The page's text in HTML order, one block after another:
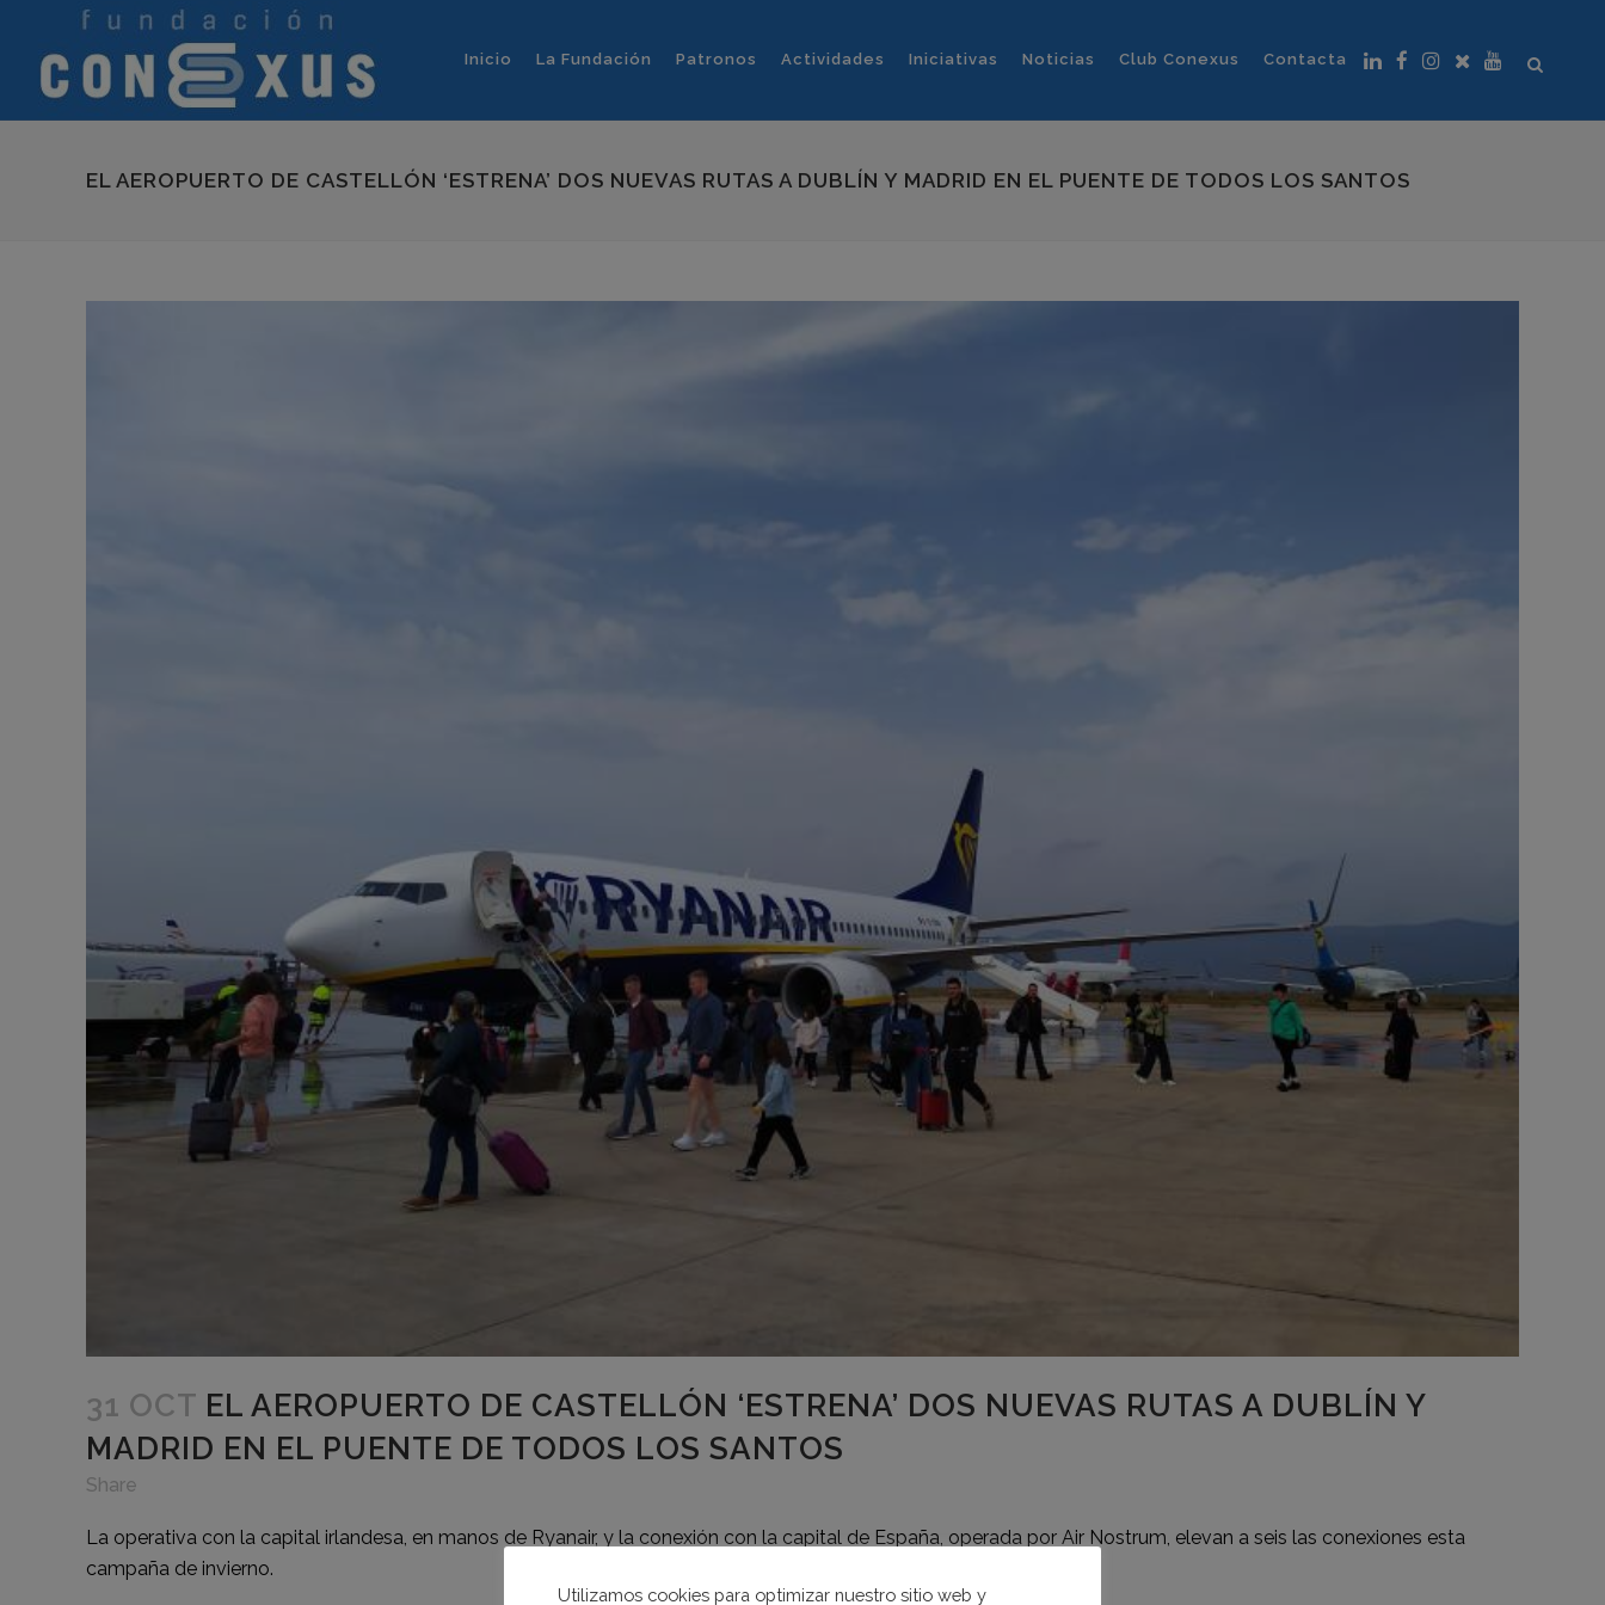
Inicio La Fundación Patronos Actividades Iniciativas Noticias Club Conexus Contacta
EL AEROPUERTO DE CASTELLÓN ‘ESTRENA’ DOS NUEVAS RUTAS A DUBLÍN Y MADRID EN EL PUENTE DE TODOS LOS SANTOS
31 OCT EL AEROPUERTO DE CASTELLÓN ‘ESTRENA’ DOS NUEVAS RUTAS A DUBLÍN Y
MADRID EN EL PUENTE DE TODOS LOS SANTOS
Share
La operativa con la capital irlandesa, en manos de Ryanair, y la conexión con la capital de España, operada por Air Nostrum, elevan a seis las conexiones esta
campaña de invierno.
Utilizamos cookies para optimizar nuestro sitio web y